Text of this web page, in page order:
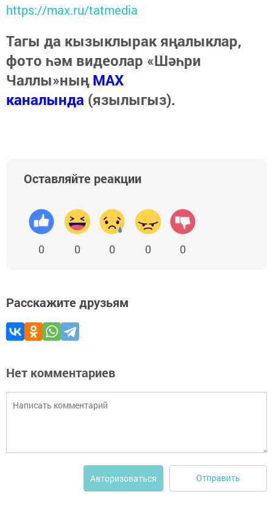
https://max.ru/tatmedia
Тагы да кызыклырак яңалыклар,
фото һәм видеолар «Шәһри
Чаллы»ныңMAX
каналында (язылыгыз).
Оставляйте реакции
0 0 0 0 0
Расскажите друзьям
Нет комментариев
Авторизоваться Отправить